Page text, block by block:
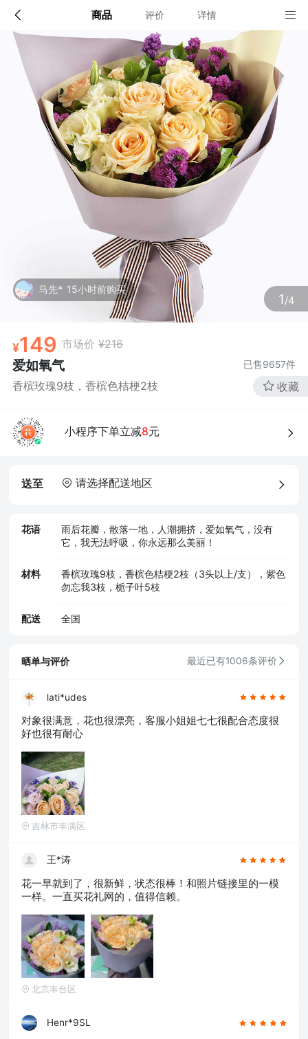
商品 评价 详情
1/4
149 市场价 ¥216
爱如氧气 已售9657件
香槟玫瑰9枝，香槟色桔梗2枝 收藏
小程序下单立减8元
送至 请选择配送地区
花语
雨后花瓣，散落一地，人潮拥挤，爱如氧气，没有
它，我无法呼吸，你永远那么美丽！
材料
香槟玫瑰9枝，香槟色桔梗2枝（3头以上/支），紫色
勿忘我3枝，栀子叶5枝
配送 全国
配送说明
确定
店铺信息
该地区暂无配送门店
确定
晒单与评价 最近已有1006条评价
lati*udes
对象很满意，花也很漂亮，客服小姐姐七七很配合态度很
好也很有耐心
吉林市丰满区
王*涛
花一早就到了，很新鲜，状态很棒！和照片链接里的一模
一样。一直买花礼网的，值得信赖。
北京丰台区
Henr*9SL